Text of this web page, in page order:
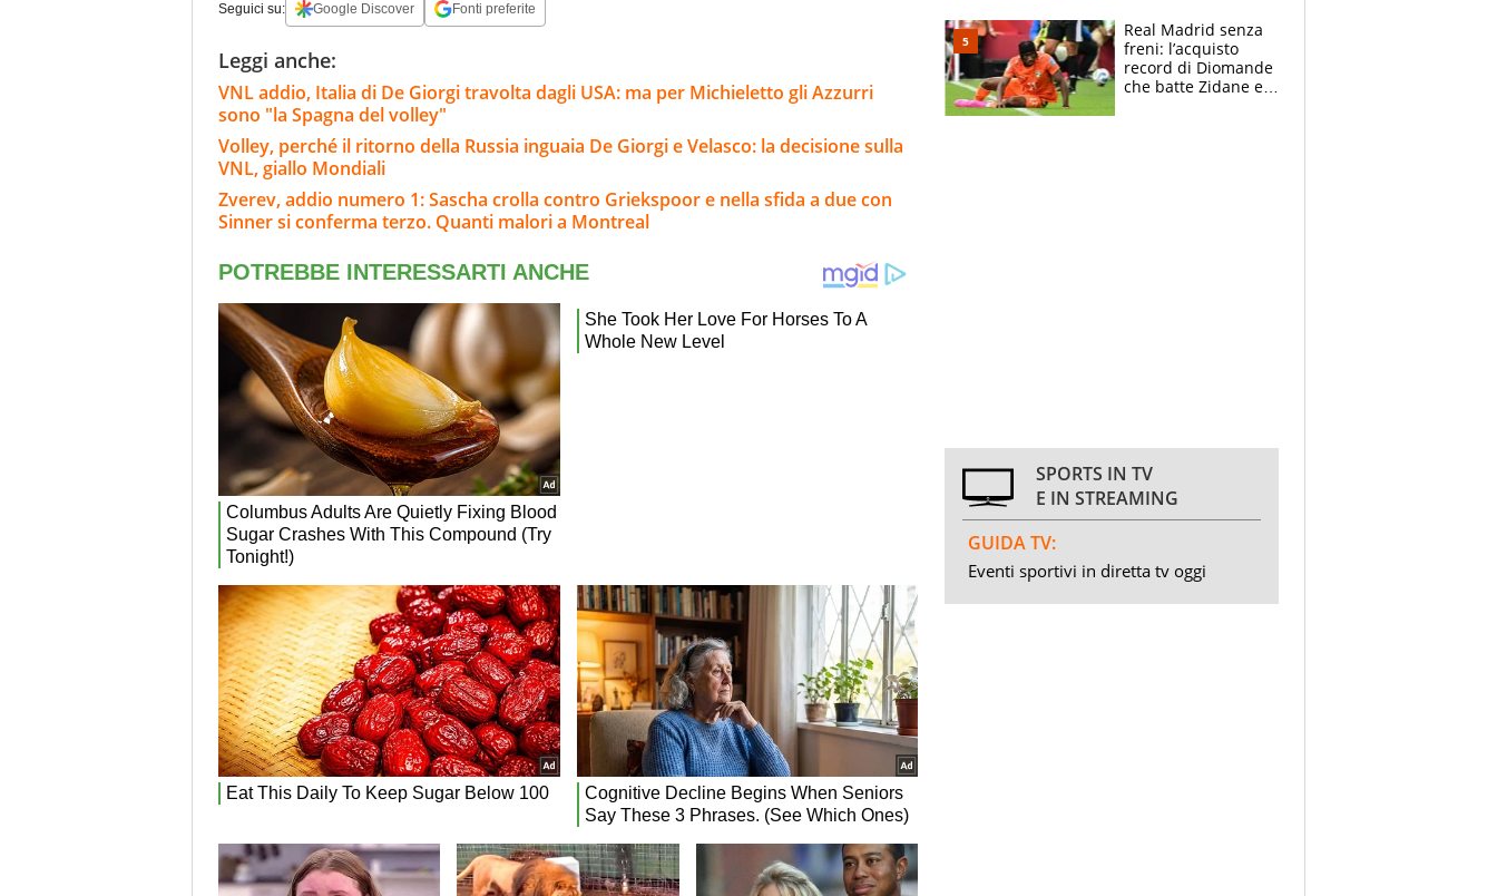
Seguici su: Google Discover Fonti preferite
Leggi anche:
VNL addio, Italia di De Giorgi travolta dagli USA: ma per Michieletto gli Azzurri
sono "la Spagna del volley"
Volley, perché il ritorno della Russia inguaia De Giorgi e Velasco: la decisione sulla
VNL, giallo Mondiali
Zverev, addio numero 1: Sascha crolla contro Griekspoor e nella sfida a due con
Sinner si conferma terzo. Quanti malori a Montreal
Real Madrid senza
freni: l’acquisto
record di Diomande
che batte Zidane e
SPORTS IN TV
E IN STREAMING
GUIDA TV:
Eventi sportivi in diretta tv oggi